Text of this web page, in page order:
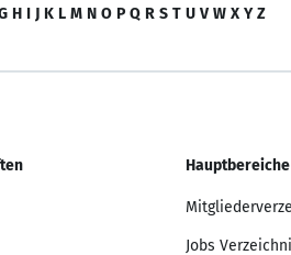
H I J K L M N O P Q R S T U V W X Y Z
Hauptbereiche
Jobs